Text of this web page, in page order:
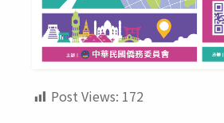
Post Views: 172